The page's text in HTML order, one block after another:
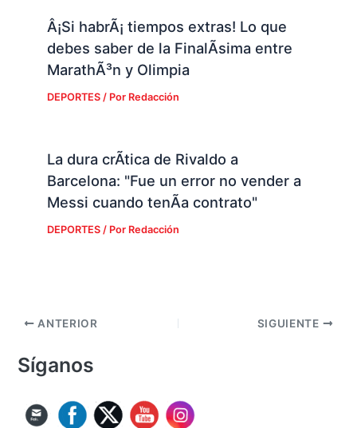
Â¡Si habrÃ¡ tiempos extras! Lo que
debes saber de la FinalÃ­sima entre
MarathÃ³n y Olimpia
DEPORTES/ Por Redacción
La dura crÃ­tica de Rivaldo a
Barcelona: "Fue un error no vender a
Messi cuando tenÃ­a contrato"
DEPORTES/ Por Redacción
ANTERIOR SIGUIENTE
Síganos